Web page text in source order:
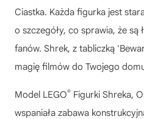
Ciastka. Każda figurka jest
o szczegóły, co sprawia, że są
fanów. Shrek, z tabliczką
magię filmów do Twojego
Model LEGO® Figurki Shreka,
wspaniała zabawa